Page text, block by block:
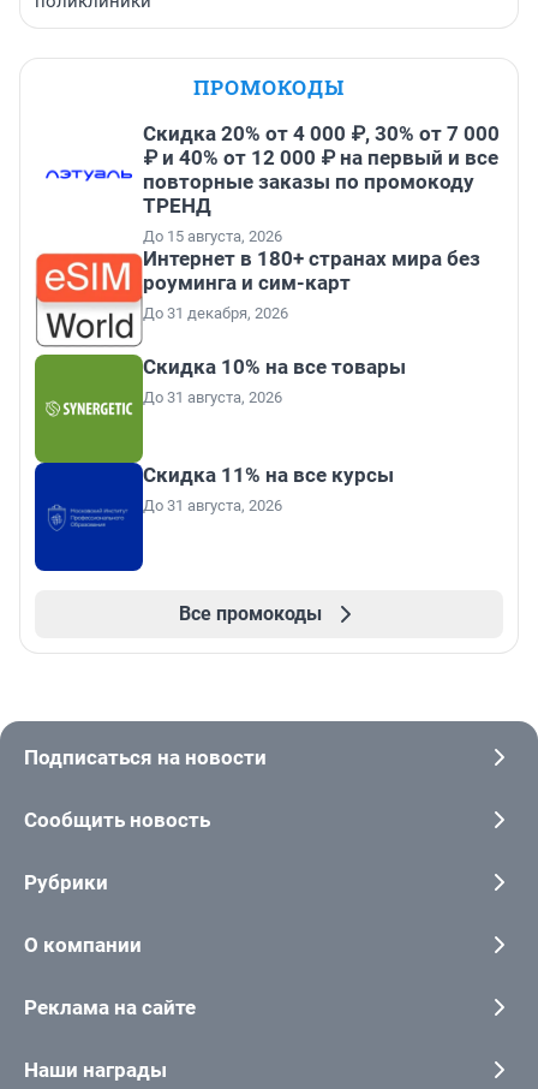
ПРОМОКОДЫ
Скидка 20% от 4 000 ₽, 30% от 7 000
₽ и 40% от 12 000 ₽ на первый и все
повторные заказы по промокоду
ТРЕНД
До 15 августа, 2026
Интернет в 180+ странах мира без
роуминга и сим-карт
До 31 декабря, 2026
Скидка 10% на все товары
До 31 августа, 2026
Скидка 11% на все курсы
До 31 августа, 2026
Все промокоды
Подписаться на новости
Сообщить новость
Рубрики
О компании
Реклама на сайте
Наши награды